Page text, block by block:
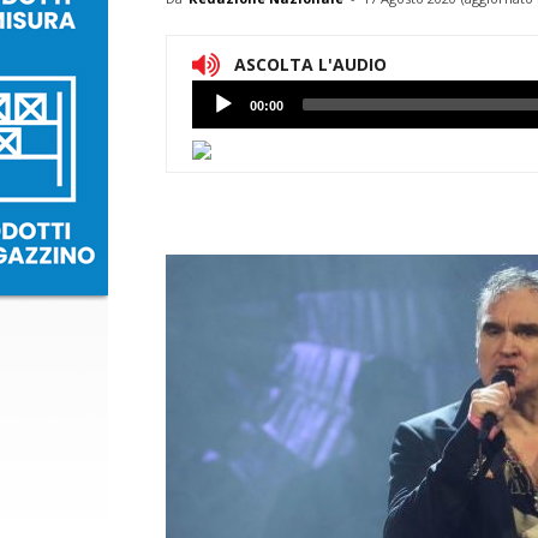
ASCOLTA L'AUDIO
Lettore
Audio
00:00